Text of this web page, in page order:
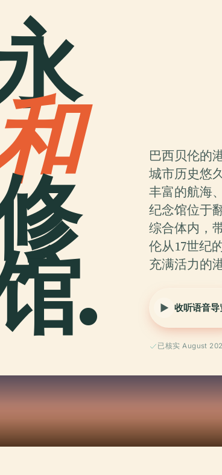
.
巴西贝伦的
城市历史悠
丰富的航海
纪念馆位于
综合体内，
伦从17世纪
充满活力的
收听语音导
已核实 August